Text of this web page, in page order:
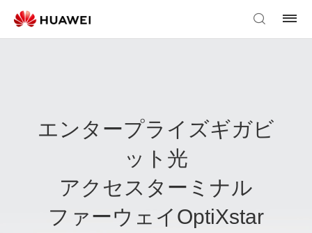
エンタープライズギガビ
ット光
アクセスターミナル
ファーウェイOptiXstar